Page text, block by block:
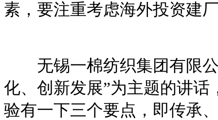
素，要注重考虑海外投资建
无锡一棉纺织集团有限公
化、创新发展”为主题的讲
验有一下三个要点，即传承